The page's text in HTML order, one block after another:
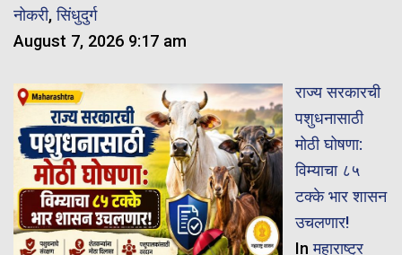
नोकरी,सिंधुदुर्ग
August 7, 2026 9:17 am
राज्य सरकारची
पशुधनासाठी
मोठी घोषणा:
विम्याचा ८५
टक्के भार शासन
उचलणार!
Inमहाराष्ट्र